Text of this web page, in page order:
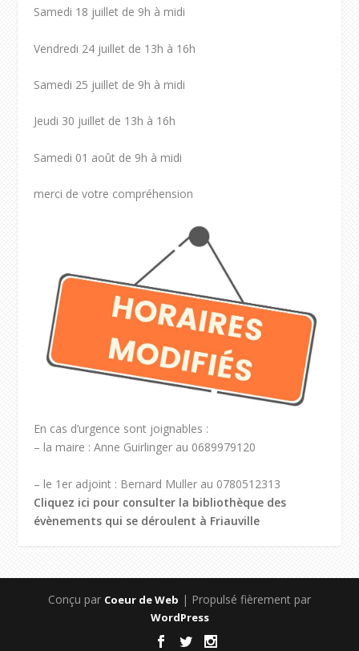
Samedi 18 juillet de 9h à midi
Vendredi 24 juillet de 13h à 16h
Samedi 25 juillet de 9h à midi
Jeudi 30 juillet de 13h à 16h
Samedi 01 août de 9h à midi
merci de votre compréhension
En cas d’urgence sont joignables :
– la maire : Anne Guirlinger au 0689979120
– le 1er adjoint : Bernard Muller au 0780512313
Cliquez ici pour consulter la bibliothèque des
évènements qui se déroulent à Friauville
Conçu par Coeur de Web | Propulsé fièrement par
WordPress